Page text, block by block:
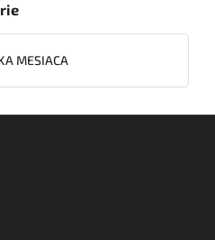
MESIACA